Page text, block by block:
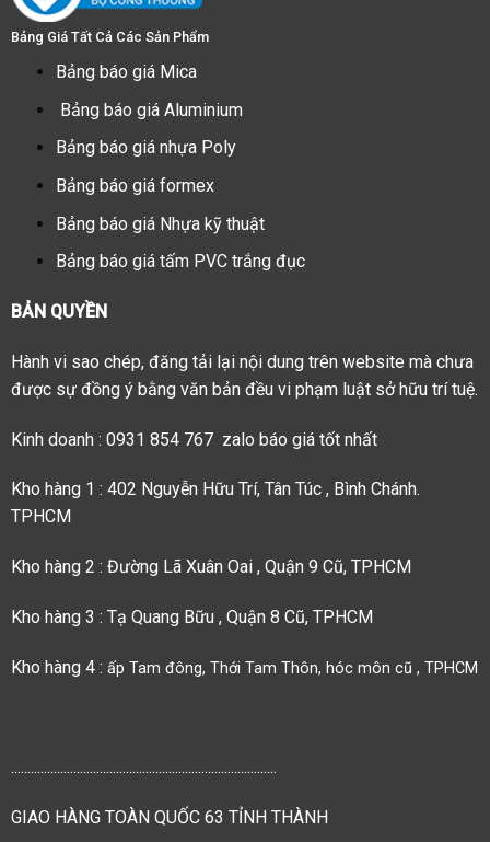
Bảng Giá Tất Cả Các Sản Phẩm
Bảng báo giá Mica
Bảng báo giá Aluminium
Bảng báo giá nhựa Poly
Bảng báo giá formex
Bảng báo giá Nhựa kỹ thuật
Bảng báo giá tấm PVC trắng đục
BẢN QUYỀN
Hành vi sao chép, đăng tải lại nội dung trên website mà chưa
được sự đồng ý bằng văn bản đều vi phạm luật sở hữu trí tuệ.
Kinh doanh : 0931 854 767 zalo báo giá tốt nhất
Kho hàng 1 : 402 Nguyễn Hữu Trí, Tân Túc , Bình Chánh.
TPHCM
Kho hàng 2 : Đường Lã Xuân Oai , Quận 9 Cũ, TPHCM
Kho hàng 3 : Tạ Quang Bữu , Quận 8 Cũ, TPHCM
Kho hàng 4 : ấp Tam đông, Thới Tam Thôn, hóc môn cũ , TPHCM
.................................................................................
GIAO HÀNG TOÀN QUỐC 63 TỈNH THÀNH